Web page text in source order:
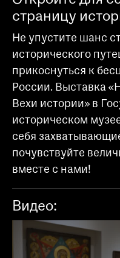
страницу
Не упустите шанс
исторического
прикоснуться к
России. Выставка
Вехи истории» в
историческом
себя
почувствуйте
вместе с нами!
Видео: